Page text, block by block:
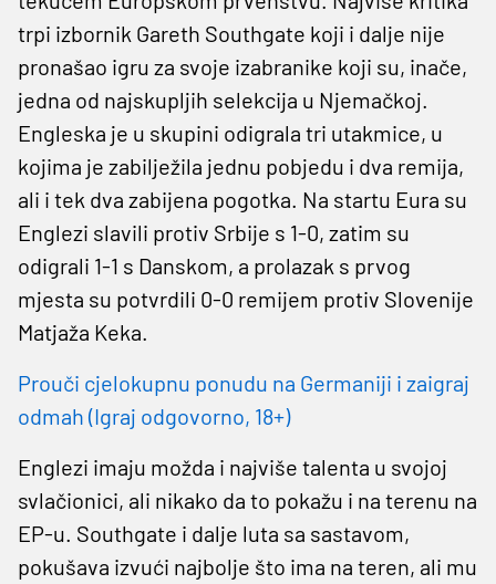
trpi izbornik Gareth Southgate koji i dalje nije
pronašao igru za svoje izabranike koji su, inače,
jedna od najskupljih selekcija u Njemačkoj.
Engleska je u skupini odigrala tri utakmice, u
kojima je zabilježila jednu pobjedu i dva remija,
ali i tek dva zabijena pogotka. Na startu Eura su
Englezi slavili protiv Srbije s 1-0, zatim su
odigrali 1-1 s Danskom, a prolazak s prvog
mjesta su potvrdili 0-0 remijem protiv Slovenije
Matjaža Keka.
Prouči cjelokupnu ponudu na Germaniji i zaigraj
odmah (Igraj odgovorno, 18+)
Englezi imaju možda i najviše talenta u svojoj
svlačionici, ali nikako da to pokažu i na terenu na
EP-u. Southgate i dalje luta sa sastavom,
pokušava izvući najbolje što ima na teren, ali mu